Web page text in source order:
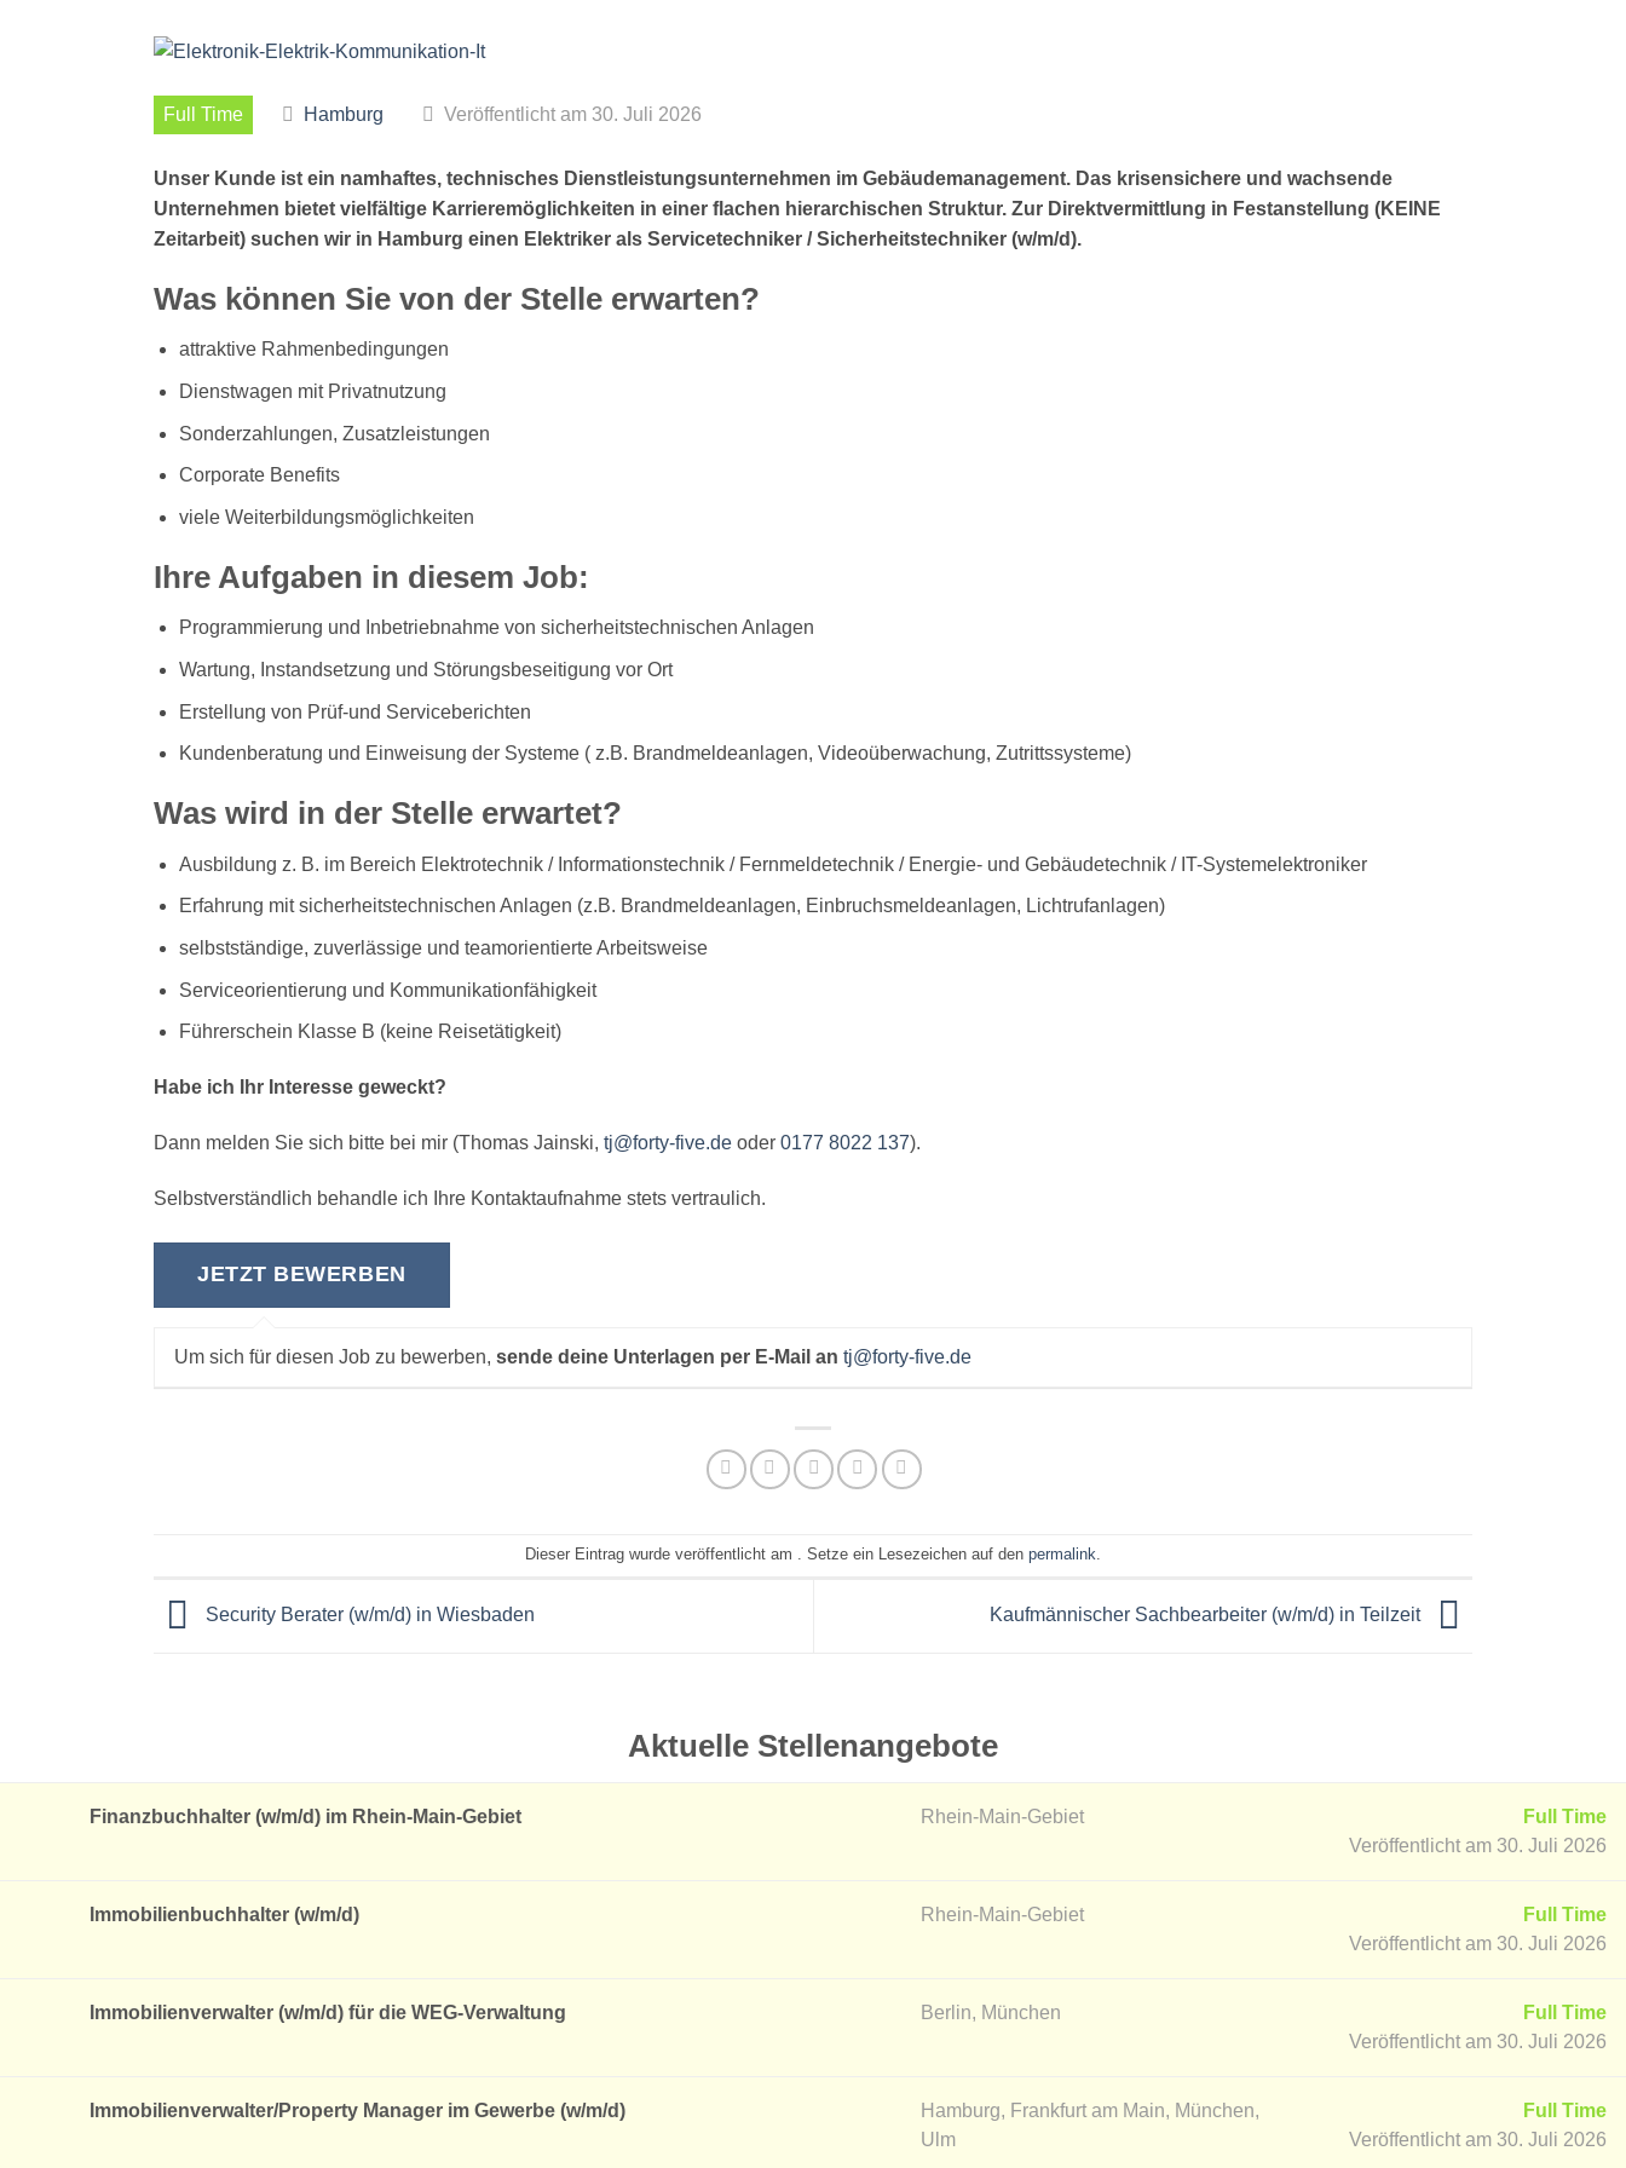
Full Time Hamburg Veröffentlicht am 30. Juli 2026
Unser Kunde ist ein namhaftes, technisches Dienstleistungsunternehmen im Gebäudemanagement. Das krisensichere und wachsende
Unternehmen bietet vielfältige Karrieremöglichkeiten in einer flachen hierarchischen Struktur. Zur Direktvermittlung in Festanstellung (KEINE
Zeitarbeit) suchen wir in Hamburg einen Elektriker als Servicetechniker / Sicherheitstechniker (w/m/d).
Was können Sie von der Stelle erwarten?
attraktive Rahmenbedingungen
Dienstwagen mit Privatnutzung
Sonderzahlungen, Zusatzleistungen
Corporate Benefits
viele Weiterbildungsmöglichkeiten
Ihre Aufgaben in diesem Job:
Programmierung und Inbetriebnahme von sicherheitstechnischen Anlagen
Wartung, Instandsetzung und Störungsbeseitigung vor Ort
Erstellung von Prüf-und Serviceberichten
Kundenberatung und Einweisung der Systeme ( z.B. Brandmeldeanlagen, Videoüberwachung, Zutrittssysteme)
Was wird in der Stelle erwartet?
Ausbildung z. B. im Bereich Elektrotechnik / Informationstechnik / Fernmeldetechnik / Energie- und Gebäudetechnik / IT-Systemelektroniker
Erfahrung mit sicherheitstechnischen Anlagen (z.B. Brandmeldeanlagen, Einbruchsmeldeanlagen, Lichtrufanlagen)
selbstständige, zuverlässige und teamorientierte Arbeitsweise
Serviceorientierung und Kommunikationfähigkeit
Führerschein Klasse B (keine Reisetätigkeit)
Habe ich Ihr Interesse geweckt?
Dann melden Sie sich bitte bei mir (Thomas Jainski, tj@forty-five.de oder 0177 8022 137).
Selbstverständlich behandle ich Ihre Kontaktaufnahme stets vertraulich.
Um sich für diesen Job zu bewerben, sende deine Unterlagen per E-Mail an tj@forty-five.de
Dieser Eintrag wurde veröffentlicht am . Setze ein Lesezeichen auf den permalink.
Security Berater (w/m/d) in Wiesbaden Kaufmännischer Sachbearbeiter (w/m/d) in Teilzeit
Aktuelle Stellenangebote
Finanzbuchhalter (w/m/d) im Rhein-Main-Gebiet Rhein-Main-Gebiet
Full Time
Veröffentlicht am 30. Juli 2026
Immobilienbuchhalter (w/m/d) Rhein-Main-Gebiet
Full Time
Veröffentlicht am 30. Juli 2026
Immobilienverwalter (w/m/d) für die WEG-Verwaltung Berlin, München
Full Time
Veröffentlicht am 30. Juli 2026
Immobilienverwalter/Property Manager im Gewerbe (w/m/d)
Hamburg, Frankfurt am Main, München,
Ulm
Full Time
Veröffentlicht am 30. Juli 2026